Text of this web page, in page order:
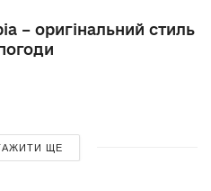
– оригінальний стиль
ЩЕ